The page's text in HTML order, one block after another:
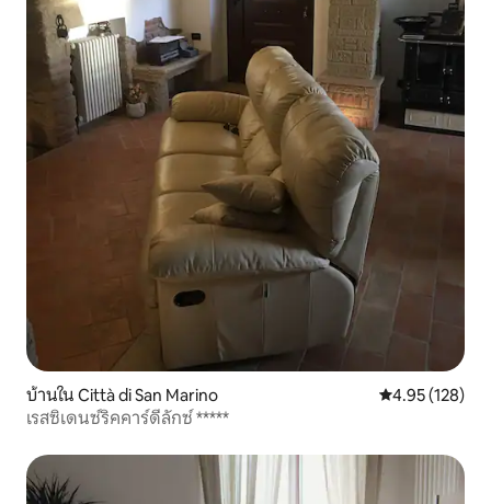
บ้านใน Città di San Marino คะแนนเฉลี่ย
4.95 (128)
เรสซิเดนซ์ริคคาร์ดีลักซ์ *****